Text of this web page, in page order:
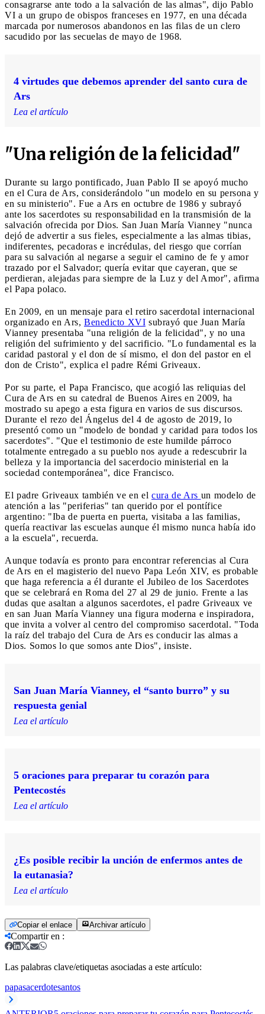
consagrarse ante todo a la salvación de las almas", dijo Pablo
VI a un grupo de obispos franceses en 1977, en una década
marcada por numerosos abandonos en las filas de un clero
sacudido por las secuelas de mayo de 1968.
4 virtudes que debemos aprender del santo cura de
Ars
Lea el artículo
"Una religión de la felicidad"
Durante su largo pontificado, Juan Pablo II se apoyó mucho
en el Cura de Ars, considerándolo "un modelo en su persona y
en su ministerio". Fue a Ars en octubre de 1986 y subrayó
ante los sacerdotes su responsabilidad en la transmisión de la
salvación ofrecida por Dios. San Juan María Vianney "nunca
dejó de advertir a sus fieles, especialmente a las almas tibias,
indiferentes, pecadoras e incrédulas, del riesgo que corrían
para su salvación al negarse a seguir el camino de fe y amor
trazado por el Salvador; quería evitar que cayeran, que se
perdieran, alejadas para siempre de la Luz y del Amor", afirma
el Papa polaco.
En 2009, en un mensaje para el retiro sacerdotal internacional
organizado en Ars, Benedicto XVI subrayó que Juan María
Vianney presentaba "una religión de la felicidad", y no una
religión del sufrimiento y del sacrificio. "Lo fundamental es la
caridad pastoral y el don de sí mismo, el don del pastor en el
don de Cristo", explica el padre Rémi Griveaux.
Por su parte, el Papa Francisco, que acogió las reliquias del
Cura de Ars en su catedral de Buenos Aires en 2009, ha
mostrado su apego a esta figura en varios de sus discursos.
Durante el rezo del Ángelus del 4 de agosto de 2019, lo
presentó como un "modelo de bondad y caridad para todos los
sacerdotes". "Que el testimonio de este humilde párroco
totalmente entregado a su pueblo nos ayude a redescubrir la
belleza y la importancia del sacerdocio ministerial en la
sociedad contemporánea", dice Francisco.
El padre Griveaux también ve en el cura de Ars un modelo de
atención a las "periferias" tan querido por el pontífice
argentino: "Iba de puerta en puerta, visitaba a las familias,
quería reactivar las escuelas aunque él mismo nunca había ido
a la escuela", recuerda.
Aunque todavía es pronto para encontrar referencias al Cura
de Ars en el magisterio del nuevo Papa León XIV, es probable
que haga referencia a él durante el Jubileo de los Sacerdotes
que se celebrará en Roma del 27 al 29 de junio. Frente a las
dudas que asaltan a algunos sacerdotes, el padre Griveaux ve
en san Juan María Vianney una figura moderna e inspiradora,
que invita a volver al centro del compromiso sacerdotal. "Toda
la raíz del trabajo del Cura de Ars es conducir las almas a
Dios. Somos lo que somos ante Dios", insiste.
San Juan María Vianney, el “santo burro” y su
respuesta genial
Lea el artículo
5 oraciones para preparar tu corazón para
Pentecostés
Lea el artículo
¿Es posible recibir la unción de enfermos antes de
la eutanasia?
Lea el artículo
Copiar el enlace Archivar artículo
Compartir en :
Las palabras clave/etiquetas asociadas a este artículo:
papasacerdotesantos